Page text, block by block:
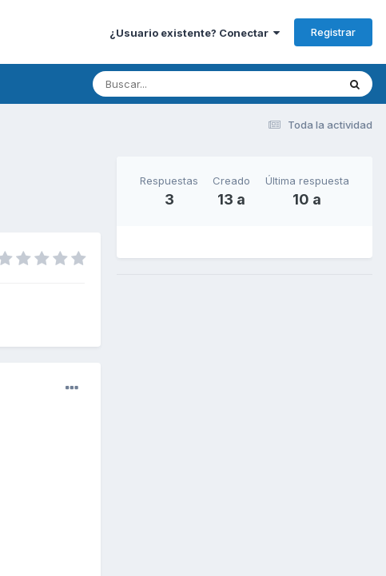
¿Usuario existente? Conectar Registrar
Toda la actividad
Respuestas
3
Creado
13 a
Última respuesta
10 a